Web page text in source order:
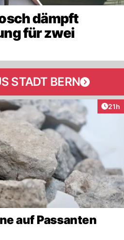
dämpft
für zwei
STADT BERN
21h
auf Passanten